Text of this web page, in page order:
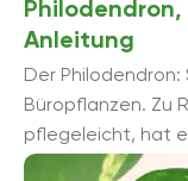
Anleitung
Der
Büropflanzen. Zu
pflegeleicht, hat
überzeugt